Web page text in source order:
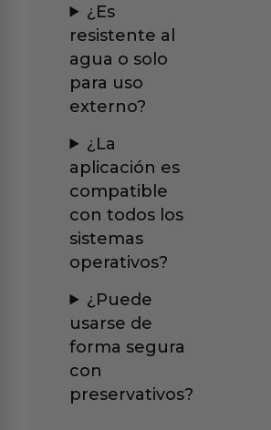
¿Es
resistente al
agua o solo
para uso
externo?
¿La
aplicación es
compatible
con todos los
sistemas
operativos?
¿Puede
usarse de
forma segura
con
preservativos?